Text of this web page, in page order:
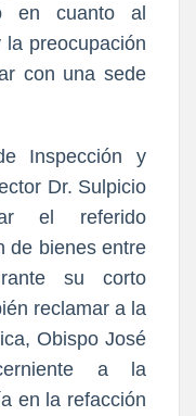
en cuanto al
preocupación
con una sede
Inspección y
Dr. Sulpicio
el referido
de bienes entre
su corto
reclamar a la
Obispo José
a la
en la refacción